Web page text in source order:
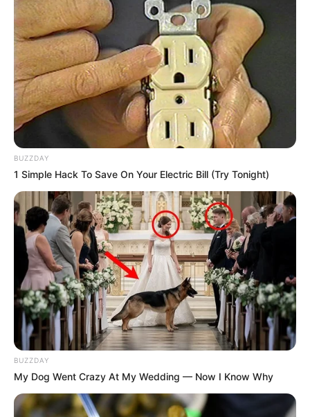
BUZZDAY
1 Simple Hack To Save On Your Electric Bill (Try Tonight)
BUZZDAY
My Dog Went Crazy At My Wedding — Now I Know Why